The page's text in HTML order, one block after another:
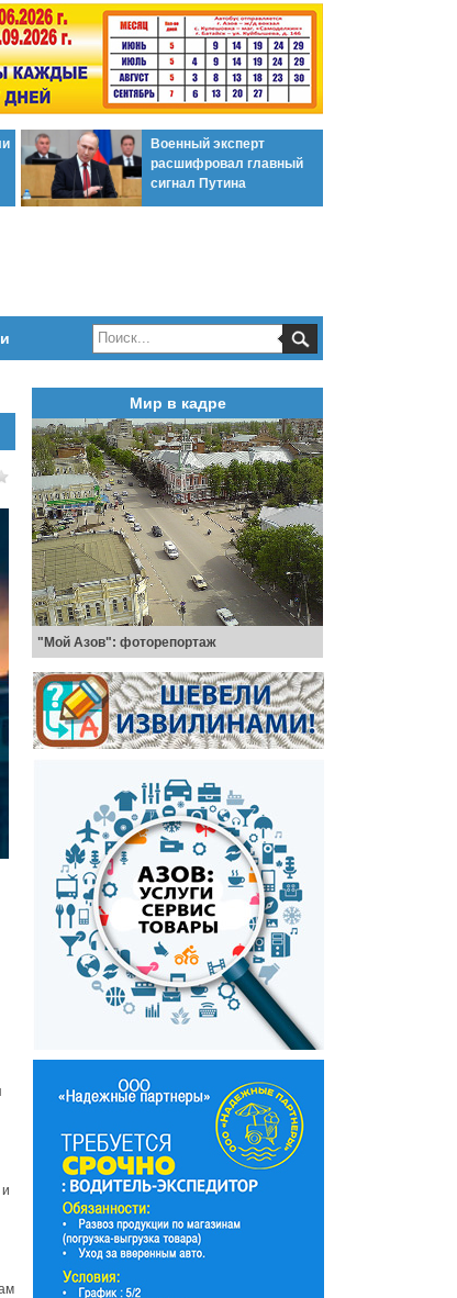
Военный эксперт
расшифровал главный
сигнал Путина
Мир в кадре
"Мой Азов": фоторепортаж